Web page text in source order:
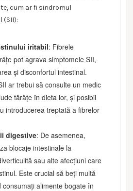
cum ar fi sindromul
(SII):
iritabil: Fibrele
pot agrava simptomele SII,
și disconfortul intestinal.
ar trebui să consulte un medic
tărâțe în dieta lor, și posibil
introducerea treptată a fibrelor
digestive: De asemenea,
blocaje intestinale la
sau alte afecțiuni care
Este crucial să beți multă
consumați alimente bogate în